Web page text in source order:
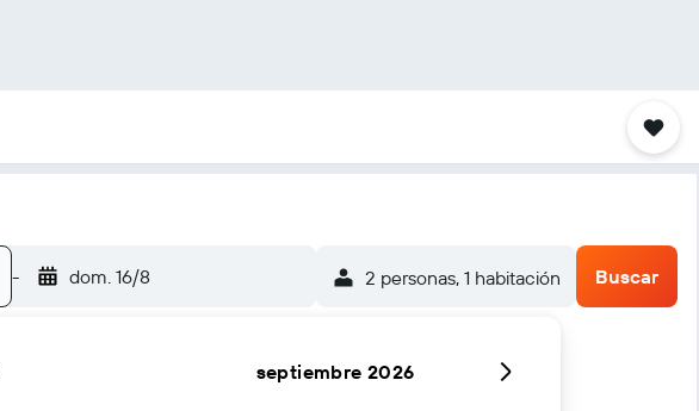
- dom. 16/8 2 personas, 1 habitación Buscar
septiembre 2026